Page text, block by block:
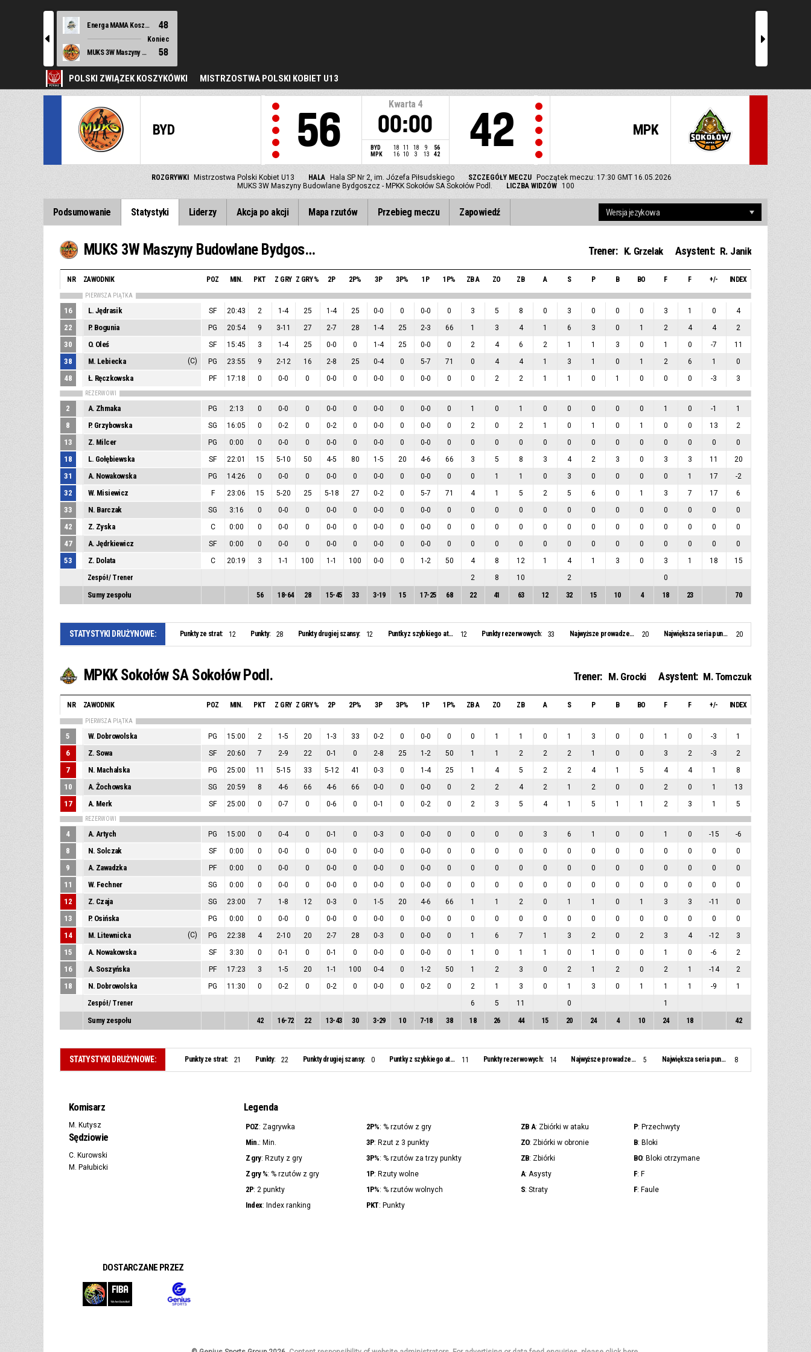
l
Energa MAMA Kosz Sierakowice 48
Koniec
MUKS 3W Maszyny Budowlane Bydgoszcz
58
r
POLSKI ZWIĄZEK KOSZYKÓWKI MISTRZOSTWA POLSKI KOBIET U13
BYD 56
Kwarta 4
00:00
BYD 18 11 18 9
56
MPK
16 10 3 13 42
MPK
42
ROZGRYWKI Mistrzostwa Polski Kobiet U13 HALA Hala SP Nr 2, im. Józefa Piłsudskiego SZCZEGÓŁY MECZU
Początek meczu: 17:30 GMT 16.05.2026
MUKS 3W Maszyny Budowlane Bydgoszcz - MPKK Sokołów SA Sokołów Podl.
LICZBA WIDZÓW 100
Podsumowanie Statystyki Liderzy Akcja po akcji Mapa rzutów Przebieg meczu Zapowiedź
MUKS 3W Maszyny Budowlane Bydgoszcz Trener: K. Grzelak Asystent: R. Janik
NR ZAWODNIK POZ MIN. PKT Z GRY Z GRY % 2P 2P% 3P 3P% 1P 1P% ZB A ZO ZB A S P B BO F F +/- INDEX
PIERWSZA PIĄTKA
16 L. Jędrasik SF 20:43 2 1-4 25 1-4 25 0-0 0 0-0 0 3 5 8 0 3 0 0 0 3 1 0 4
22 P. Bogunia PG 20:54 9 3-11 27 2-7 28 1-4 25 2-3 66 1 3 4 1 6 3 0 1 2 4 4 2
30 O. Oleś SF 15:45 3 1-4 25 0-0 0 1-4 25 0-0 0 2 4 6 2 1 1 3 0 1 0 -7 11
38 M. Lebiecka (C) PG 23:55 9 2-12 16 2-8 25 0-4 0 5-7 71 0 4 4 1 3 1 0 1 2 6 1 0
48 Ł. Ręczkowska PF 17:18 0 0-0 0 0-0 0 0-0 0 0-0 0 0 2 2 1 1 0 1 0 0 0 -3 3
REZERWOWI
2 A. Zhmaka PG 2:13 0 0-0 0 0-0 0 0-0 0 0-0 0 1 0 1 0 0 0 0 0 1 0 -1 1
8 P. Grzybowska SG 16:05 0 0-2 0 0-2 0 0-0 0 0-0 0 2 0 2 1 0 1 0 1 0 0 13 2
13 Z. Milcer PG 0:00 0 0-0 0 0-0 0 0-0 0 0-0 0 0 0 0 0 0 0 0 0 0 0 0 0
18 L. Gołębiewska SF 22:01 15 5-10 50 4-5 80 1-5 20 4-6 66 3 5 8 3 4 2 3 0 3 3 11 20
31 A. Nowakowska PG 14:26 0 0-0 0 0-0 0 0-0 0 0-0 0 0 1 1 0 3 0 0 0 0 1 17 -2
32 W. Misiewicz F 23:06 15 5-20 25 5-18 27 0-2 0 5-7 71 4 1 5 2 5 6 0 1 3 7 17 6
33 N. Barczak SG 3:16 0 0-0 0 0-0 0 0-0 0 0-0 0 0 0 0 0 0 0 0 0 0 0 0 0
42 Z. Zyska C 0:00 0 0-0 0 0-0 0 0-0 0 0-0 0 0 0 0 0 0 0 0 0 0 0 0 0
47 A. Jędrkiewicz SF 0:00 0 0-0 0 0-0 0 0-0 0 0-0 0 0 0 0 0 0 0 0 0 0 0 0 0
53 Z. Dolata C 20:19 3 1-1 100 1-1 100 0-0 0 1-2 50 4 8 12 1 4 1 3 0 3 1 18
15
Zespół / Trener
2 8 10 2 0
Sumy zespołu 56 18-64 28 15-45 33 3-19 15 17-25 68 22 41 63 12 32 15 10 4 18 23 70
STATYSTYKI DRUŻYNOWE: Punkty ze strat: 12 Punkty: 28 Punkty drugiej szansy: 12 Puntky z szybkiego ataku: 12 Punkty rezerwowych: 33 Najwyższe prowadzenie: 20 Największa seria punktowa: 20
MPKK Sokołów SA Sokołów Podl. Trener: M. Grocki Asystent: M. Tomczuk
NR ZAWODNIK POZ MIN. PKT Z GRY Z GRY % 2P 2P% 3P 3P% 1P 1P% ZB A ZO ZB A S P B BO F F +/- INDEX
PIERWSZA PIĄTKA
5 W. Dobrowolska PG 15:00 2 1-5 20 1-3 33 0-2 0 0-0 0 0 1 1 0 1 3 0 0 1 0 -3 1
6 Z. Sowa SF 20:60 7 2-9 22 0-1 0 2-8 25 1-2 50 1 1 2 2 2 1 0 0 3 2 -3 2
7 N. Machalska PG 25:00 11 5-15 33 5-12 41 0-3 0 1-4 25 1 4 5 2 2 4 1 5 4 4 1 8
10 A. Żochowska SG 20:59 8 4-6 66 4-6 66 0-0 0 0-0 0 2 2 4 2 1 2 0 0 2 0 1 13
17 A. Merk SF 25:00 0 0-7 0 0-6 0 0-1 0 0-2 0 2 3 5 4 1 5 1 1 2 3 1 5
REZERWOWI
4 A. Artych PG 15:00 0 0-4 0 0-1 0 0-3 0 0-0 0 0 0 0 3 6 1 0 0 1 0 -15 -6
8 N. Solczak SF 0:00 0 0-0 0 0-0 0 0-0 0 0-0 0 0 0 0 0 0 0 0 0 0 0 0 0
9 A. Zawadzka PF 0:00 0 0-0 0 0-0 0 0-0 0 0-0 0 0 0 0 0 0 0 0 0 0 0 0 0
11 W. Fechner SG 0:00 0 0-0 0 0-0 0 0-0 0 0-0 0 0 0 0 0 0 0 0 0 0 0 0 0
12 Z. Czaja SG 23:00 7 1-8 12 0-3 0 1-5 20 4-6 66 1 1 2 0 1 1 0 1 3 3 -11 0
13 P. Osińska PG 0:00 0 0-0 0 0-0 0 0-0 0 0-0 0 0 0 0 0 0 0 0 0 0 0 0 0
14 M. Litewnicka (C) PG 22:38 4 2-10 20 2-7 28 0-3 0 0-0 0 1 6 7 1 3 2 0 2 3 4 -12 3
15 A. Nowakowska SF 3:30 0 0-1 0 0-1 0 0-0 0 0-0 0 1 0 1 1 0 1 0 0 1 0 -6 2
16 A. Soszyńska PF 17:23 3 1-5 20 1-1 100 0-4 0 1-2 50 1 2 3 0 2 1 2 0 2 1 -14 2
18 N. Dobrowolska PG 11:30 0 0-2 0 0-2 0 0-0 0 0-2 0 2 1 3 0 1 3 0 1 1 1 -9
1
Zespół / Trener
6 5 11 0 1
Sumy zespołu 42 16-72 22 13-43 30 3-29 10 7-18 38 18 26 44 15 20 24 4 10 24 18 42
STATYSTYKI DRUŻYNOWE: Punkty ze strat: 21 Punkty: 22 Punkty drugiej szansy: 0 Puntky z szybkiego ataku: 11 Punkty rezerwowych: 14 Najwyższe prowadzenie: 5 Największa seria punktowa: 8
Komisarz
M. Kutysz
Sędziowie
C. Kurowski
M. Pałubicki
Legenda
POZ: Zagrywka 2P%: % rzutów z gry ZB A: Zbiórki w ataku P: Przechwyty
Min.: Min. 3P: Rzut z 3 punkty ZO: Zbiórki w obronie B: Bloki
Z gry: Rzuty z gry 3P%: % rzutów za trzy punkty ZB: Zbiórki BO: Bloki otrzymane
Z gry %: % rzutów z gry 1P: Rzuty wolne A: Asysty F: F
2P: 2 punkty 1P%: % rzutów wolnych S: Straty F: Faule
Index: Index ranking PKT: Punkty
DOSTARCZANE PRZEZ